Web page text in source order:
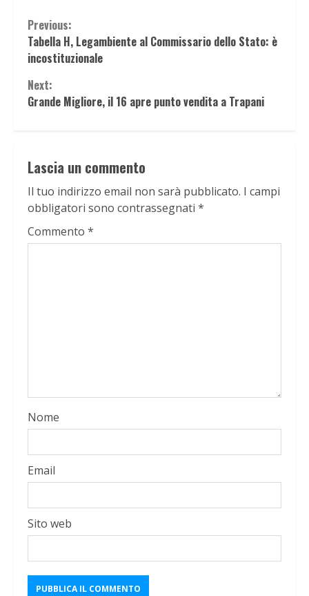
Continue
Reading
Previous:
Tabella H, Legambiente al Commissario dello Stato: è
incostituzionale
Next:
Grande Migliore, il 16 apre punto vendita a Trapani
Lascia un commento
Il tuo indirizzo email non sarà pubblicato. I campi
obbligatori sono contrassegnati *
Commento *
Nome
Email
Sito web